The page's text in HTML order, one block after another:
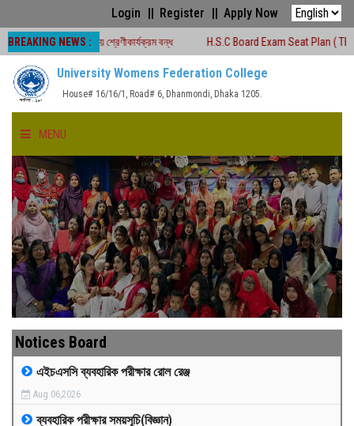
Login Register Apply Now
BREAKING NEWS :
সময়ে শ্রেণীকার্যক্রম বন্ধ H.S.C Board Exam Seat Plan ( TEJGAON
University Womens Federation College
House# 16/16/1, Road# 6, Dhanmondi, Dhaka 1205.
MENU
HOME
ABOUT US
FACULTIES
ACADEMICS
GALLERY
MEDIA
Notices Board
এইচএসসি ব্যবহারিক পরীক্ষার রোল রেঞ্জ
Aug 06,2026
ব্যবহারিক পরীক্ষার সময়সূচি(বিজ্ঞান)